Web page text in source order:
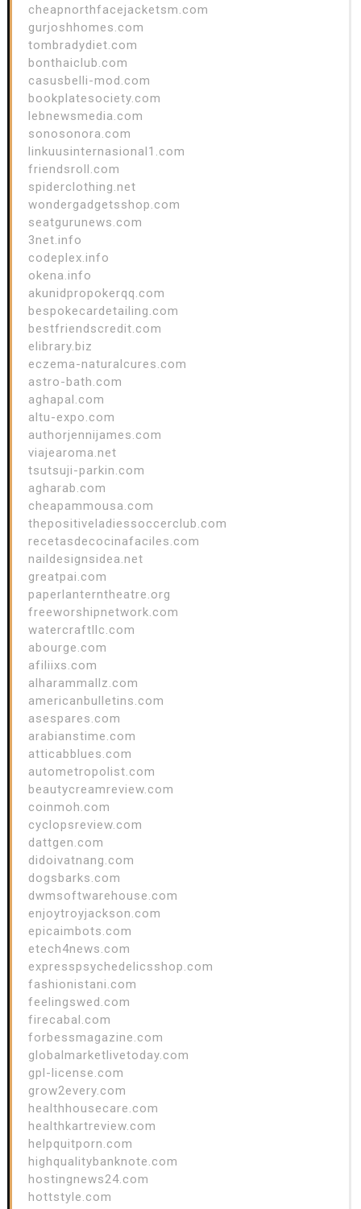
cheapnorthfacejacketsm.com
gurjoshhomes.com
tombradydiet.com
bonthaiclub.com
casusbelli-mod.com
bookplatesociety.com
lebnewsmedia.com
sonosonora.com
linkuusinternasional1.com
friendsroll.com
spiderclothing.net
wondergadgetsshop.com
seatgurunews.com
3net.info
codeplex.info
okena.info
akunidpropokerqq.com
bespokecardetailing.com
bestfriendscredit.com
elibrary.biz
eczema-naturalcures.com
astro-bath.com
aghapal.com
altu-expo.com
authorjennijames.com
viajearoma.net
tsutsuji-parkin.com
agharab.com
cheapammousa.com
thepositiveladiessoccerclub.com
recetasdecocinafaciles.com
naildesignsidea.net
greatpai.com
paperlanterntheatre.org
freeworshipnetwork.com
watercraftllc.com
abourge.com
afiliixs.com
alharammallz.com
americanbulletins.com
asespares.com
arabianstime.com
atticabblues.com
autometropolist.com
beautycreamreview.com
coinmoh.com
cyclopsreview.com
dattgen.com
didoivatnang.com
dogsbarks.com
dwmsoftwarehouse.com
enjoytroyjackson.com
epicaimbots.com
etech4news.com
expresspsychedelicsshop.com
fashionistani.com
feelingswed.com
firecabal.com
forbessmagazine.com
globalmarketlivetoday.com
gpl-license.com
grow2every.com
healthhousecare.com
healthkartreview.com
helpquitporn.com
highqualitybanknote.com
hostingnews24.com
hottstyle.com